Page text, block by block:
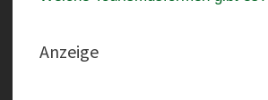
Anzeige